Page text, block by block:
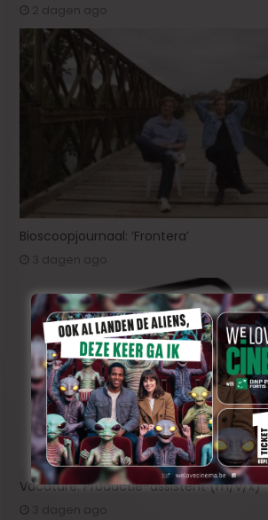
2 dagen ago
Bioscoopjournaal: ‘Frontera’
3 dagen ago
Vacature: Productie-assistent (m/v/x)